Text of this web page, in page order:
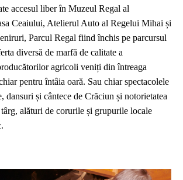
accesul liber în Muzeul Regal al
Ceaiului, Atelierul Auto al Regelui Mihai și
Parcul Regal fiind închis pe parcursul
diversă de marfă de calitate a
agricoli veniți din întreaga
pentru întâia oară. Sau chiar spectacolele
dansuri și cântece de Crăciun și notorietatea
alături de corurile și grupurile locale